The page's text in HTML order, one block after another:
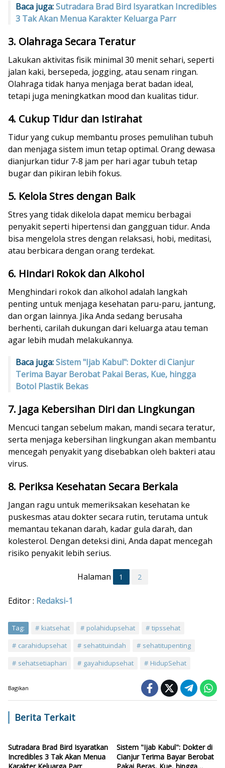
Baca juga:Sutradara Brad Bird Isyaratkan Incredibles
3 Tak Akan Menua Karakter Keluarga Parr
3. Olahraga Secara Teratur
Lakukan aktivitas fisik minimal 30 menit sehari, seperti
jalan kaki, bersepeda, jogging, atau senam ringan.
Olahraga tidak hanya menjaga berat badan ideal,
tetapi juga meningkatkan mood dan kualitas tidur.
4. Cukup Tidur dan Istirahat
Tidur yang cukup membantu proses pemulihan tubuh
dan menjaga sistem imun tetap optimal. Orang dewasa
dianjurkan tidur 7-8 jam per hari agar tubuh tetap
bugar dan pikiran lebih fokus.
5. Kelola Stres dengan Baik
Stres yang tidak dikelola dapat memicu berbagai
penyakit seperti hipertensi dan gangguan tidur. Anda
bisa mengelola stres dengan relaksasi, hobi, meditasi,
atau berbicara dengan orang terdekat.
6. Hindari Rokok dan Alkohol
Menghindari rokok dan alkohol adalah langkah
penting untuk menjaga kesehatan paru-paru, jantung,
dan organ lainnya. Jika Anda sedang berusaha
berhenti, carilah dukungan dari keluarga atau teman
agar lebih mudah melakukannya.
Baca juga:Sistem "Ijab Kabul": Dokter di Cianjur
Terima Bayar Berobat Pakai Beras, Kue, hingga
Botol Plastik Bekas
7. Jaga Kebersihan Diri dan Lingkungan
Mencuci tangan sebelum makan, mandi secara teratur,
serta menjaga kebersihan lingkungan akan membantu
mencegah penyakit yang disebabkan oleh bakteri atau
virus.
8. Periksa Kesehatan Secara Berkala
Jangan ragu untuk memeriksakan kesehatan ke
puskesmas atau dokter secara rutin, terutama untuk
memantau tekanan darah, kadar gula darah, dan
kolesterol. Dengan deteksi dini, Anda dapat mencegah
risiko penyakit lebih serius.
Halaman 1 2
Editor : Redaksi-1
Tag: kiatsehat polahidupsehat
tipssehat
carahidupsehat
sehatituindah
sehatitupenting
sehatsetiaphari
gayahidupsehat HidupSehat
Bagikan
Berita Terkait
Sutradara Brad Bird Isyaratkan
Incredibles 3 Tak Akan Menua
Karakter Keluarga Parr
Sistem "Ijab Kabul": Dokter di
Cianjur Terima Bayar Berobat
Pakai Beras, Kue, hingga